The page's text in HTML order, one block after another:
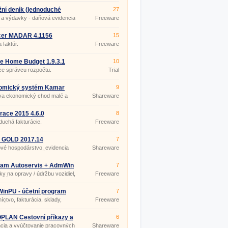
deník (jednoduché
1.4
a výdavky - daňová evidencia
27
Freeware
MADAR 4.1156
faktúr.
15
Freeware
Home Budget 1.9.3.1
správcu rozpočtu.
10
Trial
systém Kamar
ekonomický chod malé a
firmy.
9
Shareware
2015 4.6.0
fakturácie.
8
Freeware
2017.14
hospodárstvo, evidencia
materiálu, fakturácie.
7
Shareware
Autoservis + AdmWin
na opravy / údržbu vozidiel,
účtenky EET
7
Freeware
- účetní program
fakturácia, sklady,
zákazky, EET
7
Freeware
Cestovní příkazy a
jízda vyúčtovanie pracovných
6
Shareware